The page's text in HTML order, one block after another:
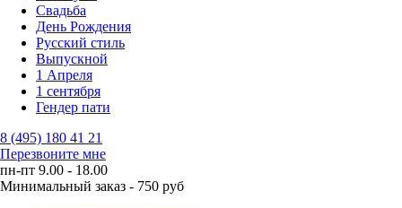
Свадьба
День Рождения
Русский стиль
Выпускной
1 Апреля
1 сентября
Гендер пати
8 (495) 180 41 21
Перезвоните мне
пн-пт 9.00 - 18.00
Минимальный заказ - 750 руб